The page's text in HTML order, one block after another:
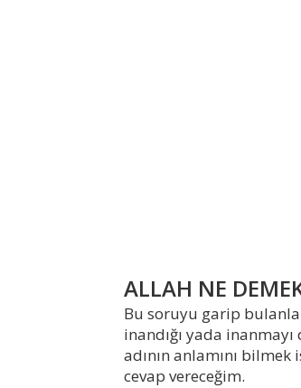
ALLAH NE
Bu soruyu garip
inandığı yada inanmayı
adının anlamını
cevap vereceğim.